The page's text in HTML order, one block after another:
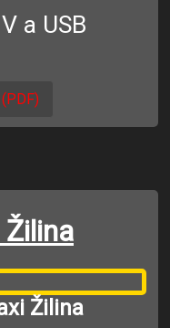
a USB
Žilina
Žilina